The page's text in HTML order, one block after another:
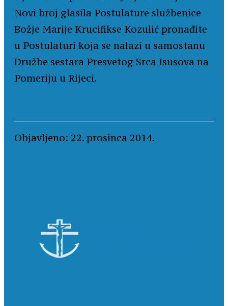
Novi broj glasila Postulature službenice
Božje Marije Krucifikse Kozulić pronađite
u Postulaturi koja se nalazi u samostanu
Družbe sestara Presvetog Srca Isusova na
Pomeriju u Rijeci.
Objavljeno: 22. prosinca 2014.